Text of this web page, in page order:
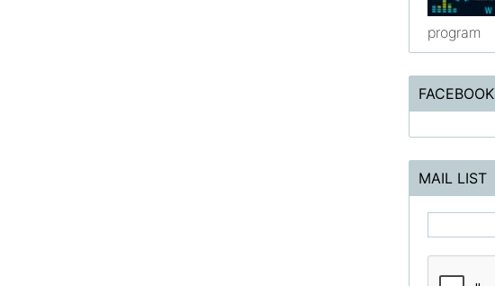
program
FACEBOOK
MAIL LIST